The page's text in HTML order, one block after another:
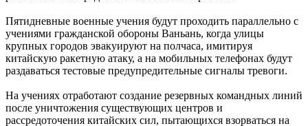
Пятидневные военные учения будут проходить параллельно с
учениями гражданской обороны Ваньань, когда улицы
крупных городов эвакуируют на полчаса, имитируя
китайскую ракетную атаку, а на мобильных телефонах будут
раздаваться тестовые предупредительные сигналы тревоги.
На учениях отработают создание резервных командных линий
после уничтожения существующих центров и
рассредоточения китайских сил, пытающихся взорваться на